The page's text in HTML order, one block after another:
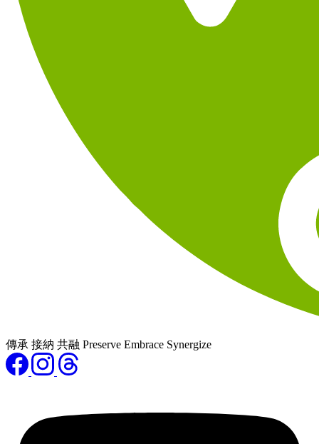
傳承 接納 共融 Preserve Embrace Synergize